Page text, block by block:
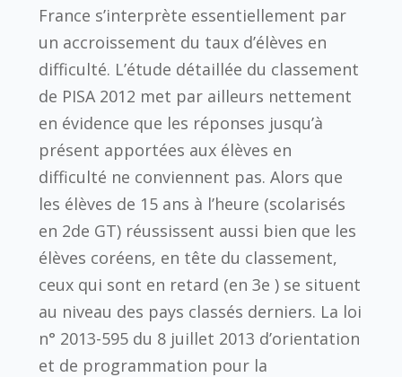
France s’interprète essentiellement par
un accroissement du taux d’élèves en
difficulté. L’étude détaillée du classement
de PISA 2012 met par ailleurs nettement
en évidence que les réponses jusqu’à
présent apportées aux élèves en
difficulté ne conviennent pas. Alors que
les élèves de 15 ans à l’heure (scolarisés
en 2de GT) réussissent aussi bien que les
élèves coréens, en tête du classement,
ceux qui sont en retard (en 3e ) se situent
au niveau des pays classés derniers. La loi
n° 2013-595 du 8 juillet 2013 d’orientation
et de programmation pour la